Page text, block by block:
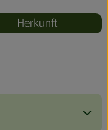
Herkunft